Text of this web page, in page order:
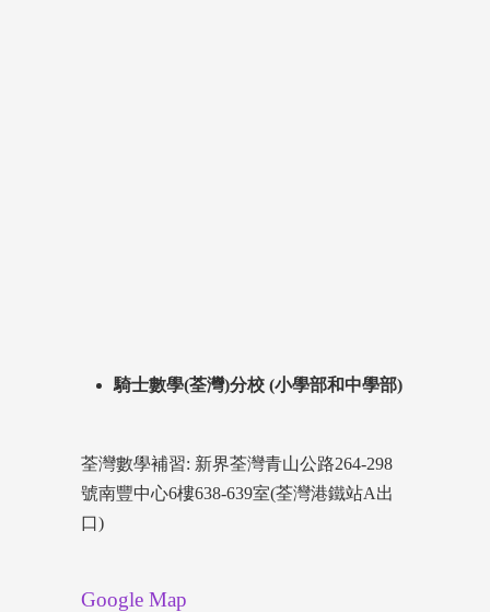
騎士數學(荃灣)分校 (小學部和中學部)
荃灣數學補習: 新界荃灣青山公路264-298
號南豐中心6樓638-639室(荃灣港鐵站A出
口)
Google Map